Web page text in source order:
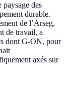
des
durable.
de l’Arseg,
de travail, a
dont G-ON, pour
axés sur